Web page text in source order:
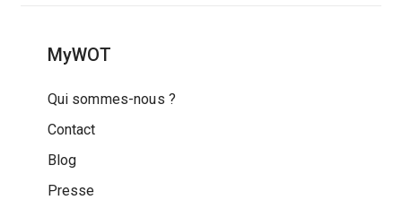
MyWOT
Qui sommes-nous ?
Contact
Blog
Presse